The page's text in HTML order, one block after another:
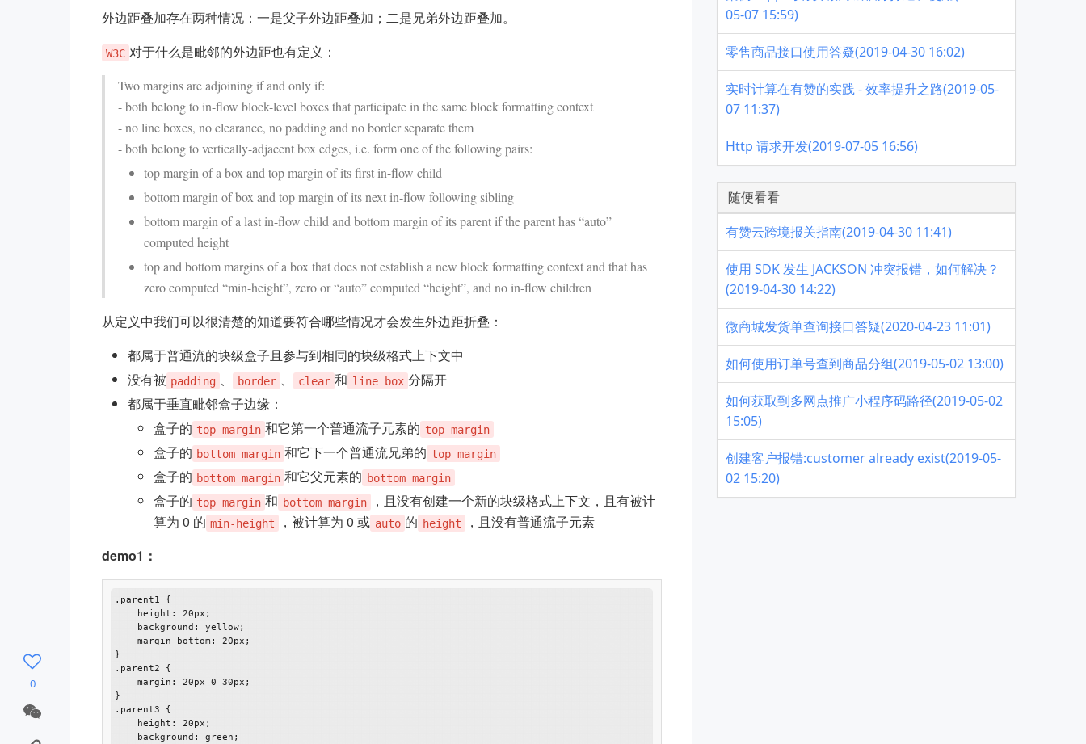
外边距叠加存在两种情况：一是父子外边距叠加；二是兄弟外边距叠加。
W3C 对于什么是毗邻的外边距也有定义：
Two margins are adjoining if and only if:
- both belong to in-flow block-level boxes that participate in the same block formatting context
- no line boxes, no clearance, no padding and no border separate them
- both belong to vertically-adjacent box edges, i.e. form one of the following pairs:
top margin of a box and top margin of its first in-flow child
bottom margin of box and top margin of its next in-flow following sibling
bottom margin of a last in-flow child and bottom margin of its parent if the parent has “auto”
computed height
top and bottom margins of a box that does not establish a new block formatting context and that has
zero computed “min-height”, zero or “auto” computed “height”, and no in-flow children
从定义中我们可以很清楚的知道要符合哪些情况才会发生外边距折叠：
都属于普通流的块级盒子且参与到相同的块级格式上下文中
没有被 padding 、 border 、 clear 和 line box 分隔开
都属于垂直毗邻盒子边缘：
盒子的 top margin 和它第一个普通流子元素的 top margin
盒子的 bottom margin 和它下一个普通流兄弟的 top margin
盒子的 bottom margin 和它父元素的 bottom margin
盒子的 top margin 和 bottom margin
，且没有创建一个新的块级格式上下文，且有被计
算为 0 的 min-height ，被计算为 0 或 auto 的 height
，且没有普通流子元素
demo1：
.parent1 {
    margin-bottom: 20px;
}
.parent2 {
    margin: 20px 0 30px;
}
.parent3 {
0
05-07 15:59)
零售商品接口使用答疑(2019-04-30 16:02)
实时计算在有赞的实践 - 效率提升之路(2019-05-
07 11:37)
Http 请求开发(2019-07-05 16:56)
随便看看
有赞云跨境报关指南(2019-04-30 11:41)
使用 SDK 发生 JACKSON 冲突报错，如何解决？
(2019-04-30 14:22)
微商城发货单查询接口答疑(2020-04-23 11:01)
如何使用订单号查到商品分组(2019-05-02 13:00)
如何获取到多网点推广小程序码路径(2019-05-02
15:05)
创建客户报错:customer already exist(2019-05-
02 15:20)